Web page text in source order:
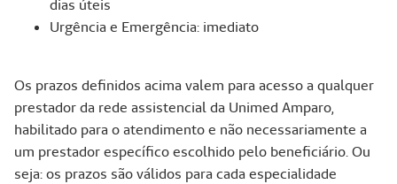
dias úteis
Urgência e Emergência: imediato
Os prazos definidos acima valem para acesso a qualquer
prestador da rede assistencial da Unimed Amparo,
habilitado para o atendimento e não necessariamente a
um prestador específico escolhido pelo beneficiário. Ou
seja: os prazos são válidos para cada especialidade